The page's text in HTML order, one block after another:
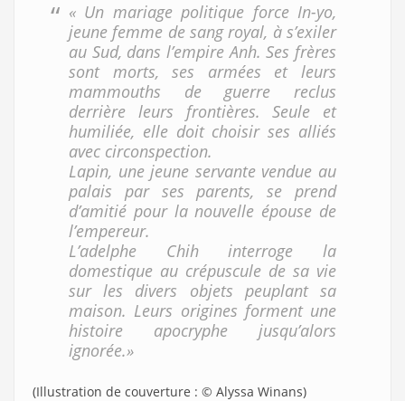
« Un mariage politique force In-yo,
jeune femme de sang royal, à s’exiler
au Sud, dans l’empire Anh. Ses frères
sont morts, ses armées et leurs
mammouths de guerre reclus
derrière leurs frontières. Seule et
humiliée, elle doit choisir ses alliés
avec circonspection.
Lapin, une jeune servante vendue au
palais par ses parents, se prend
d’amitié pour la nouvelle épouse de
l’empereur.
L’adelphe Chih interroge la
domestique au crépuscule de sa vie
sur les divers objets peuplant sa
maison. Leurs origines forment une
histoire apocryphe jusqu’alors
ignorée.»
(Illustration de couverture : © Alyssa Winans)